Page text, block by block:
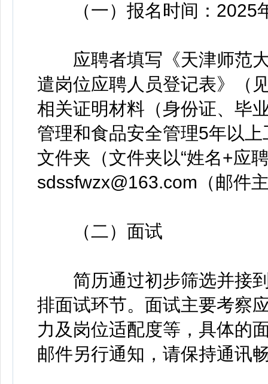
（一）报名时间：2025
应聘者填写《天津师范大
遣岗位应聘人员登记表》（
相关证明材料（身份证、毕
管理和食品安全管理5年以
文件夹（文件夹以“姓名+应
sdssfwzx@163.com（邮件
（二）面试
简历通过初步筛选并接到
排面试环节。面试主要考察
力及岗位适配度等，具体的
邮件另行通知，请保持通讯